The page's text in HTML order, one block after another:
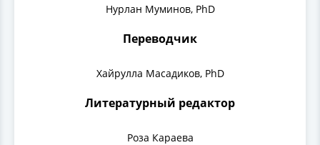
Нурлан Муминов, PhD
Переводчик
Хайрулла Масадиков, PhD
Литературный редактор
Роза Караева